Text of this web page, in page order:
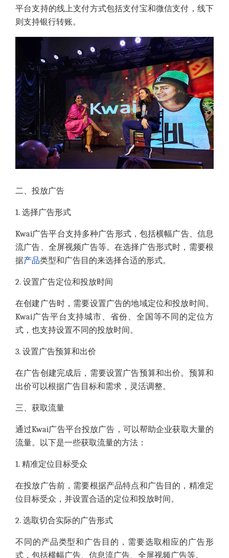
平台支持的线上支付方式包括支付宝和微信支付，线下
则支持银行转账。
二、投放广告
1. 选择广告形式
Kwai广告平台支持多种广告形式，包括横幅广告、信息
流广告、全屏视频广告等。在选择广告形式时，需要根
据产品类型和广告目的来选择合适的形式。
2. 设置广告定位和投放时间
在创建广告时，需要设置广告的地域定位和投放时间。
Kwai广告平台支持城市、省份、全国等不同的定位方
式，也支持设置不同的投放时间。
3. 设置广告预算和出价
在广告创建完成后，需要设置广告预算和出价。预算和
出价可以根据广告目标和需求，灵活调整。
三、获取流量
通过Kwai广告平台投放广告，可以帮助企业获取大量的
流量。以下是一些获取流量的方法：
1. 精准定位目标受众
在投放广告前，需要根据产品特点和广告目的，精准定
位目标受众，并设置合适的定位和投放时间。
2. 选取切合实际的广告形式
不同的产品类型和广告目的，需要选取相应的广告形
式，包括横幅广告、信息流广告、全屏视频广告等。